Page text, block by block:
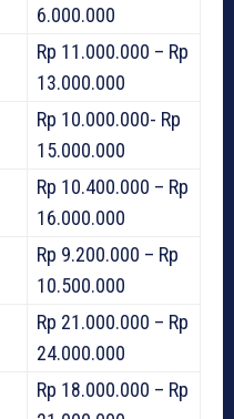
6.000.000
Rp 11.000.000 – Rp
13.000.000
Rp 10.000.000- Rp
15.000.000
Rp 10.400.000 – Rp
16.000.000
Rp 9.200.000 – Rp
10.500.000
Rp 21.000.000 – Rp
24.000.000
Rp 18.000.000 – Rp